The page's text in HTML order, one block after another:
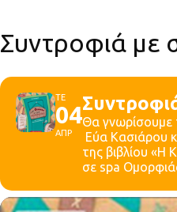
Συντροφιά με
ΤΕ
04
ΑΠΡ
Θα γνωρίσουμε
Εύα Κασιάρου
της βιβλίου «Η
σε spa